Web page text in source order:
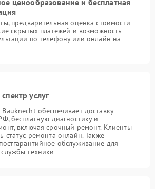
ценообразование и бесплатная
предварительная оценка стоимости
скрытых платежей и возможность
по телефону или онлайн на
услуг
обеспечивает доставку
бесплатную диагностику и
включая срочный ремонт. Клиенты
статус ремонта онлайн. Также
обслуживание для
техники